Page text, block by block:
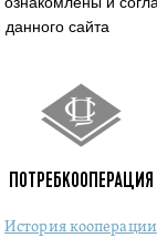
сайта
ПОТРЕБКООПЕРАЦИЯ
История кооперации